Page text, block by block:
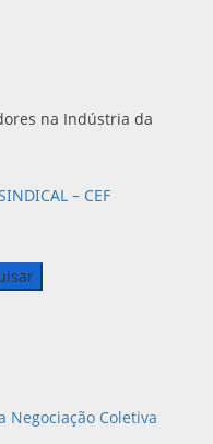
na Indústria da
– CEF
Coletiva